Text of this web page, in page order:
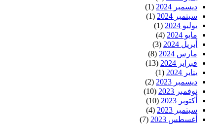
ديسمبر 2024
(1)
سبتمبر 2024
(1)
يوليو 2024
(1)
مايو 2024
(4)
أبريل 2024
(3)
مارس 2024
(8)
فبراير 2024
(13)
يناير 2024
(1)
ديسمبر 2023
(2)
نوفمبر 2023
(10)
أكتوبر 2023
(10)
سبتمبر 2023
(4)
أغسطس 2023
(7)